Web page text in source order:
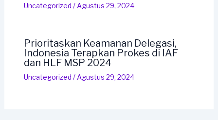
Uncategorized / Agustus 29, 2024
Prioritaskan Keamanan Delegasi,
Indonesia Terapkan Prokes di IAF
dan HLF MSP 2024
Uncategorized / Agustus 29, 2024